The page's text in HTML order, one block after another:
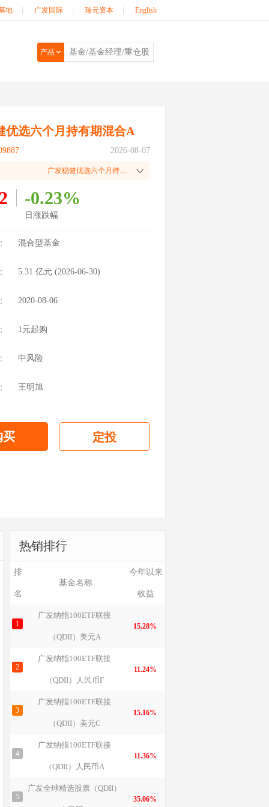
地 广发国际 瑞元资本 English
产品
优选六个月持有期混合A
2026-08-07
广发稳健优选六个月持有期混合C
-0.23%
日涨跌幅
混合型基金
5.31 亿元 (2026-06-30)
2020-08-06
1元起购
中风险
王明旭
买 定投
热销排行
排
名
基金名称
今年以来
收益
1
广发纳指100ETF联接
（QDII）美元A
15.28%
2
广发纳指100ETF联接
（QDII）人民币F
11.24%
3
广发纳指100ETF联接
（QDII）美元C
15.16%
4
广发纳指100ETF联接
（QDII）人民币A
11.36%
5
广发全球精选股票（QDII）
35.06%